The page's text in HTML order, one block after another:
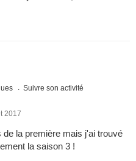
Suivre son activité
2017
la première mais j'ai trouvé
la saison 3 !